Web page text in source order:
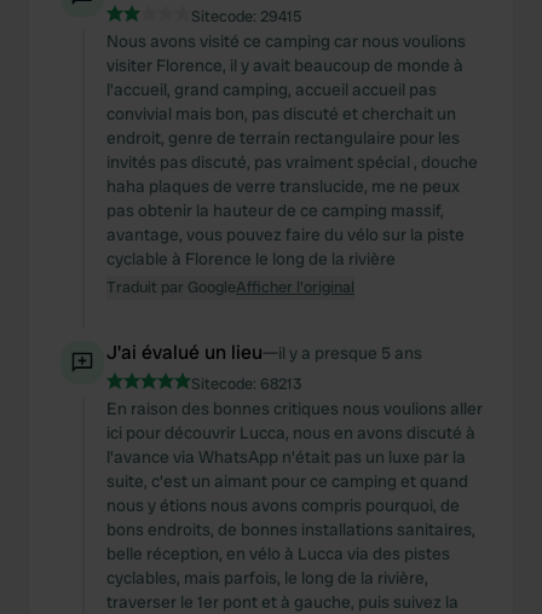
Sitecode: 29415
Nous avons visité ce camping car nous voulions
visiter Florence, il y avait beaucoup de monde à
l'accueil, grand camping, accueil accueil pas
convivial mais bon, pas discuté et cherchait un
endroit, genre de terrain rectangulaire pour les
invités pas discuté, pas vraiment spécial , douche
haha plaques de verre translucide, me ne peux
pas obtenir la hauteur de ce camping massif,
avantage, vous pouvez faire du vélo sur la piste
cyclable à Florence le long de la rivière
Traduit par GoogleAfficher l'original
J'ai évalué un lieu—il y a presque 5 ans
Sitecode: 68213
En raison des bonnes critiques nous voulions aller
ici pour découvrir Lucca, nous en avons discuté à
l'avance via WhatsApp n'était pas un luxe par la
suite, c'est un aimant pour ce camping et quand
nous y étions nous avons compris pourquoi, de
bons endroits, de bonnes installations sanitaires,
belle réception, en vélo à Lucca via des pistes
cyclables, mais parfois, le long de la rivière,
traverser le 1er pont et à gauche, puis suivez la